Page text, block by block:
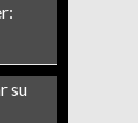
su